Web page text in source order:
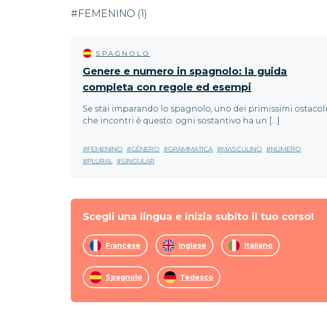
#FEMENINO (1)
SPAGNOLO
Genere e numero in spagnolo: la guida
completa con regole ed esempi
Se stai imparando lo spagnolo, uno dei primissimi ostacoli
che incontri è questo: ogni sostantivo ha un […]
FEMENINO GÉNERO GRAMMATICA MASCULINO
NÚMERO
PLURAL
SINGULAR
Scegli una lingua e inizia subito il tuo corso!
Francese Inglese Italiano
Spagnolo Tedesco